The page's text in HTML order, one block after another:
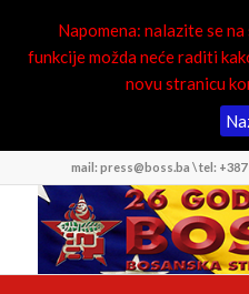
mail: press@boss.ba \ tel: +387
Napomena: nalazite se
funkcije možda neće raditi
novu stranicu